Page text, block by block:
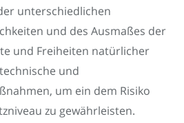
unterschiedlichen
und des Ausmaßes der
und Freiheiten natürlicher
und
um ein dem Risiko
zu gewährleisten.